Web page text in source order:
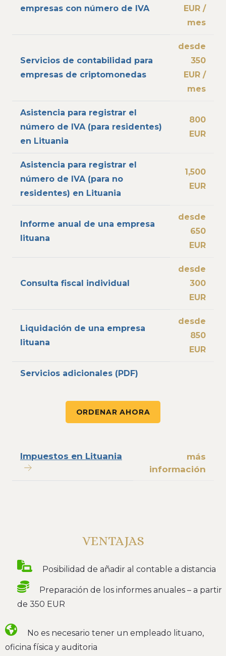
empresas con número de IVA
EUR /
mes
Servicios de contabilidad para
empresas de criptomonedas
desde
350
EUR /
mes
Asistencia para registrar el
número de IVA (para residentes)
en Lituania
800
EUR
Asistencia para registrar el
número de IVA (para no
residentes) en Lituania
1,500
EUR
Informe anual de una empresa
lituana
desde
650
EUR
Consulta fiscal individual
desde
300
EUR
Liquidación de una empresa
lituana
desde
850
EUR
Servicios adicionales (PDF)
ORDENAR AHORA
Impuestos en Lituania
más
información
VENTAJAS
Posibilidad de añadir al contable a distancia
Preparación de los informes anuales – a partir
de 350 EUR
No es necesario tener un empleado lituano,
oficina física y auditoria